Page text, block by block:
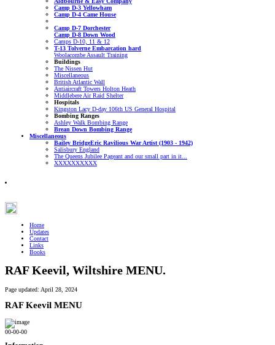
Camp D-3 Yellowham
Camp D-4 Came House
Camp D-7 Dorchester
Camp D-8 Down Wood
Camps D-10, 11 & 12
T-13 Tolverne Embarcation hard
Woolacombe Assault Training
Buildings
The Nissen Hut
Miscellaneous
British Atlantic Wall
Antiaircraft Towers Holton Heath
Middlebere Air Raid Shelter
Hospitals
Kingston Lacy D-day 106th US General Hospital
Bombing Ranges
Ashley Walk Bombing Range
Brean Down Bombing Range
Miscellaneous
Bailey BridgeEric Ravilious War Artist (1903 - 1942)
Salisbury England
The Queens Jubilee Pageant and our small part in it...
XXXXXXXXXX
Home
Updates
Contact
Links
Books
RAF Keevil, Wiltshire MENU.
Page updated: April 28, 2024
RAF Keevil MENU
00-00-00